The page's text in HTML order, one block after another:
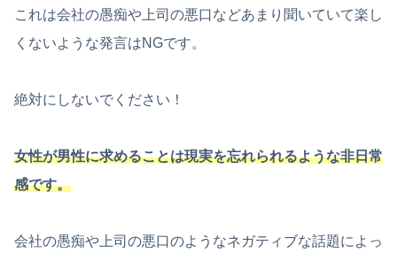
これは会社の愚痴や上司の悪口などあまり聞いていて楽し
くないような発言はNGです。
絶対にしないでください！
女性が男性に求めることは現実を忘れられるような非日常
感です。
会社の愚痴や上司の悪口のようなネガティブな話題によっ